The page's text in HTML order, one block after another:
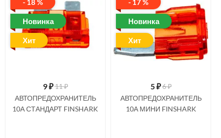
- 18 %
Новинка
Хит
9₽11 ₽
АВТОПРЕДОХРАНИТЕЛЬ
10А СТАНДАРТ FINSHARK
- 17 %
Новинка
Хит
5₽6 ₽
АВТОПРЕДОХРАНИТЕЛЬ
10А МИНИ FINSHARK